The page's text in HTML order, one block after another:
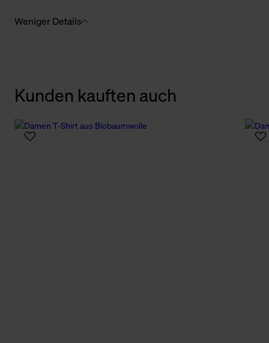
Weniger Details
Kunden kauften auch